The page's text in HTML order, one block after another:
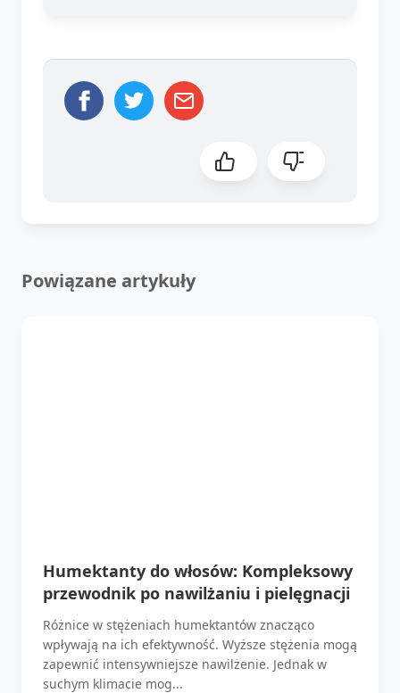
Powiązane artykuły
Humektanty do włosów: Kompleksowy
przewodnik po nawilżaniu i pielęgnacji
Różnice w stężeniach humektantów znacząco
wpływają na ich efektywność. Wyższe stężenia mogą
zapewnić intensywniejsze nawilżenie. Jednak w
suchym klimacie mog...